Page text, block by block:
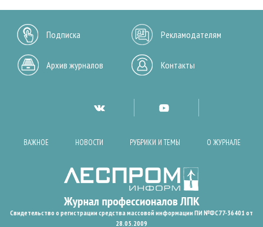
Подписка Рекламодателям
Архив журналов Контакты
ВАЖНОЕ НОВОСТИ РУБРИКИ И ТЕМЫ О ЖУРНАЛЕ
Свидетельство о регистрации средства массовой информации ПИ №ФС77-36401 от
28.05.2009